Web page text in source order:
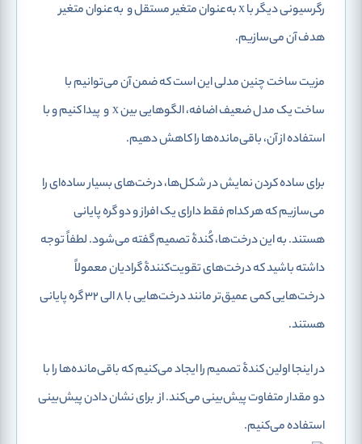
رگرسیونی دیگر باxبه‌عنوان متغیر مستقل و به‌عنوان متغیر
هدف آن می‌سازیم.
مزیت ساخت چنین مدلی این است که ضمن آن می‌توانیم با
ساخت یک مدل ضعیف اضافه، الگوهایی بینxو پیدا کنیم و با
استفاده از آن، باقی‌مانده‌ها را کاهش دهیم.
برای ساده کردن نمایش در شکل‌ها، درخت‌های بسیار ساده‌ای را
می‌سازیم که هر کدام فقط دارای یک افراز و دو گره پایانی
هستند. به این درخت‌ها، کُندۀ تصمیمگفته می‌شود. لطفاً توجه
داشته باشید که درخت‌های تقویت‌کنندۀ گرادیان معمولاً
درخت‌هایی کمی عمیق‌تر مانند درخت‌هایی با 8 الی 32 گره پایانی
هستند.
در اینجا اولین کندۀ تصمیم را ایجاد می‌کنیم که باقی‌مانده‌ها را با
دو مقدار متفاوتپیش‌بینی می‌کند. ازبرای نشان دادن پیش‌بینی
استفاده می‌کنیم.